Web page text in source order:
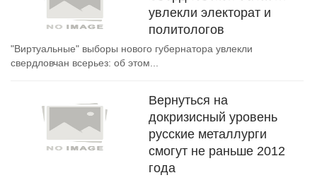
увлекли электорат и
политологов
"Виртуальные" выборы нового губернатора увлекли
свердловчан всерьез: об этом...
Вернуться на
докризисный уровень
русские металлурги
смогут не раньше 2012
года